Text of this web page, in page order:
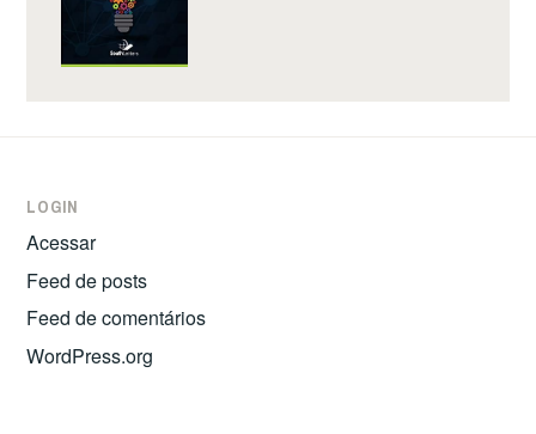
LOGIN
Acessar
Feed de posts
Feed de comentários
WordPress.org